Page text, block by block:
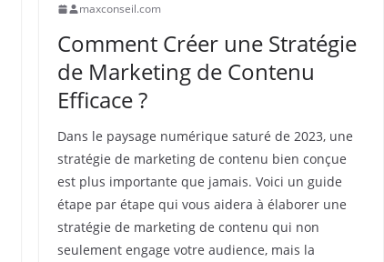
maxconseil.com
Comment Créer une Stratégie
de Marketing de Contenu
Efficace ?
Dans le paysage numérique saturé de 2023, une
stratégie de marketing de contenu bien conçue
est plus importante que jamais. Voici un guide
étape par étape qui vous aidera à élaborer une
stratégie de marketing de contenu qui non
seulement engage votre audience, mais la